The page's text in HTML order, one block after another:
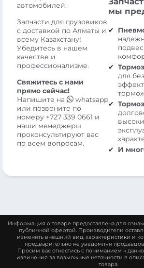
автомобилей.
Запчасти для грузовиков
с доставкой по Алматы и
всему Казахстану!
Убедитесь в нашем
качестве и
профессионализме.
Свяжитесь с нами
прямо сейчас!
Напишите на
whatsapp
или позвоните по
номеру +727 339 0661 и
наши менеджеры
проконсультируют вас
по всем вопросам.
мы
для
И
Информация о товаре предоставлена для
публичной офертой. Производители
изменять внешний вид, характеристики и
предварительно не уведомляя
Просим вас отнестись с пониманием к
извинения за возможные неточности в
товара.